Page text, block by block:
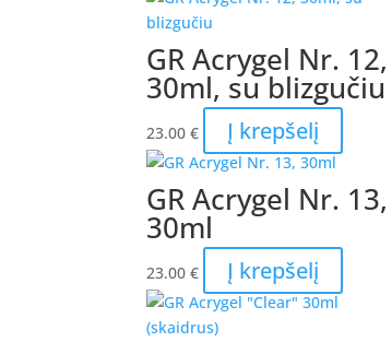
GR Acrygel Nr. 12,
30ml, su blizgučiu
23.00€ Į krepšelį
GR Acrygel Nr. 13,
30ml
23.00€ Į krepšelį